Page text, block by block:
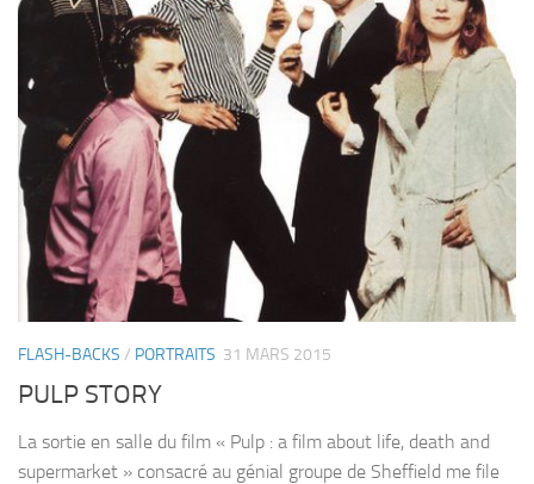
FLASH-BACKS / PORTRAITS 31 MARS 2015
PULP STORY
La sortie en salle du film « Pulp : a film about life, death and
supermarket » consacré au génial groupe de Sheffield me file